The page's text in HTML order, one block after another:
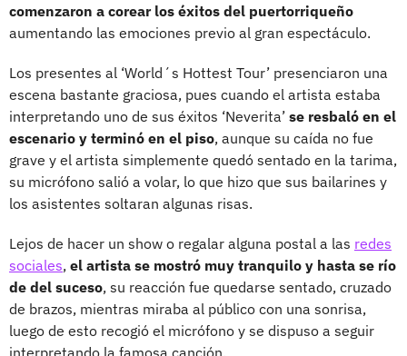
comenzaron a corear los éxitos del puertorriqueño
aumentando las emociones previo al gran espectáculo.
Los presentes al ‘World´s Hottest Tour’ presenciaron una
escena bastante graciosa, pues cuando el artista estaba
interpretando uno de sus éxitos ‘Neverita’ se resbaló en el
escenario y terminó en el piso, aunque su caída no fue
grave y el artista simplemente quedó sentado en la tarima,
su micrófono salió a volar, lo que hizo que sus bailarines y
los asistentes soltaran algunas risas.
Lejos de hacer un show o regalar alguna postal a las redes
sociales, el artista se mostró muy tranquilo y hasta se río
de del suceso, su reacción fue quedarse sentado, cruzado
de brazos, mientras miraba al público con una sonrisa,
luego de esto recogió el micrófono y se dispuso a seguir
interpretando la famosa canción.